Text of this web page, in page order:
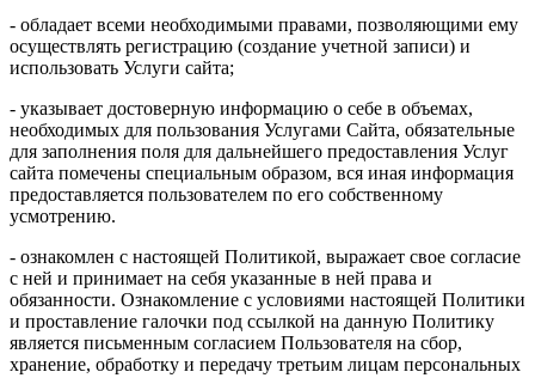
- обладает всеми необходимыми правами, позволяющими ему
осуществлять регистрацию (создание учетной записи) и
использовать Услуги сайта;
- указывает достоверную информацию о себе в объемах,
необходимых для пользования Услугами Сайта, обязательные
для заполнения поля для дальнейшего предоставления Услуг
сайта помечены специальным образом, вся иная информация
предоставляется пользователем по его собственному
усмотрению.
- ознакомлен с настоящей Политикой, выражает свое согласие
с ней и принимает на себя указанные в ней права и
обязанности. Ознакомление с условиями настоящей Политики
и проставление галочки под ссылкой на данную Политику
является письменным согласием Пользователя на сбор,
хранение, обработку и передачу третьим лицам персональных